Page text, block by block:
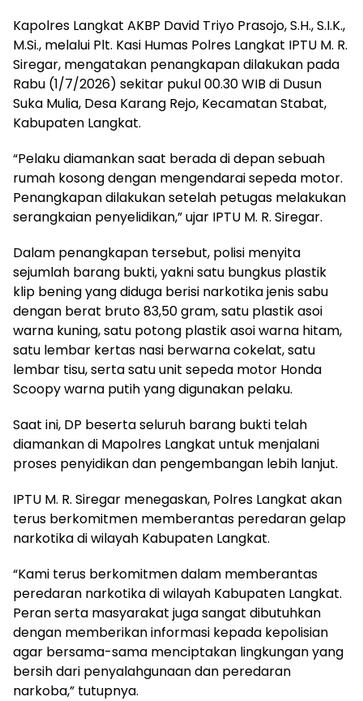
Kapolres Langkat AKBP David Triyo Prasojo, S.H., S.I.K.,
M.Si., melalui Plt. Kasi Humas Polres Langkat IPTU M. R.
Siregar, mengatakan penangkapan dilakukan pada
Rabu (1/7/2026) sekitar pukul 00.30 WIB di Dusun
Suka Mulia, Desa Karang Rejo, Kecamatan Stabat,
Kabupaten Langkat.
“Pelaku diamankan saat berada di depan sebuah
rumah kosong dengan mengendarai sepeda motor.
Penangkapan dilakukan setelah petugas melakukan
serangkaian penyelidikan,” ujar IPTU M. R. Siregar.
Dalam penangkapan tersebut, polisi menyita
sejumlah barang bukti, yakni satu bungkus plastik
klip bening yang diduga berisi narkotika jenis sabu
dengan berat bruto 83,50 gram, satu plastik asoi
warna kuning, satu potong plastik asoi warna hitam,
satu lembar kertas nasi berwarna cokelat, satu
lembar tisu, serta satu unit sepeda motor Honda
Scoopy warna putih yang digunakan pelaku.
Saat ini, DP beserta seluruh barang bukti telah
diamankan di Mapolres Langkat untuk menjalani
proses penyidikan dan pengembangan lebih lanjut.
IPTU M. R. Siregar menegaskan, Polres Langkat akan
terus berkomitmen memberantas peredaran gelap
narkotika di wilayah Kabupaten Langkat.
“Kami terus berkomitmen dalam memberantas
peredaran narkotika di wilayah Kabupaten Langkat.
Peran serta masyarakat juga sangat dibutuhkan
dengan memberikan informasi kepada kepolisian
agar bersama-sama menciptakan lingkungan yang
bersih dari penyalahgunaan dan peredaran
narkoba,” tutupnya.